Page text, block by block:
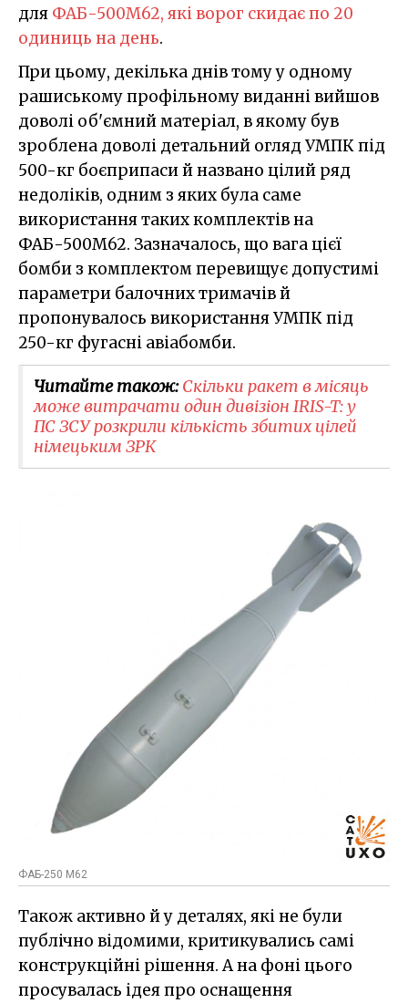
для ФАБ-500М62, які ворог скидає по 20
одиниць на день.
При цьому, декілька днів тому у одному
рашиському профільному виданні вийшов
доволі об'ємний матеріал, в якому був
зроблена доволі детальний огляд УМПК під
500-кг боєприпаси й названо цілий ряд
недоліків, одним з яких була саме
використання таких комплектів на
ФАБ-500М62. Зазначалось, що вага цієї
бомби з комплектом перевищує допустимі
параметри балочних тримачів й
пропонувалось використання УМПК під
250-кг фугасні авіабомби.
Читайте також:Скільки ракет в місяць
може витрачати один дивізіон IRIS-T: у
ПС ЗСУ розкрили кількість збитих цілей
німецьким ЗРК
ФAБ-250 M62
Також активно й у деталях, які не були
публічно відомими, критикувались самі
конструкційні рішення. А на фоні цього
просувалась ідея про оснащення